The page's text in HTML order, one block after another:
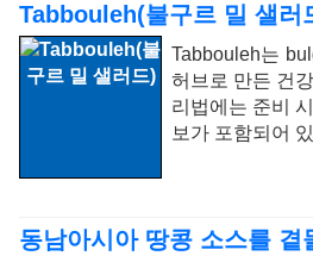
Tabbouleh(불구르 밀 샐러
Tabbouleh는
허브로 만든 건
리법에는 준비
보가 포함되어
동남아시아 땅콩 소스를 곁